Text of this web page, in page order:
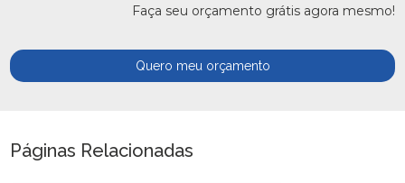
Faça seu orçamento grátis agora mesmo!
Quero meu orçamento
Páginas Relacionadas